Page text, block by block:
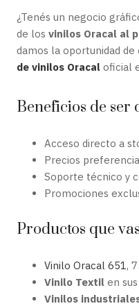
¿Tenés un negocio
de los vinilos Oracal al
damos la oportunidad
de vinilos Oracal oficial
Beneficios de
Acceso directo a
Precios
Soporte técnico y
Promociones
Productos que
Vinilo Oracal 651,
Vinilo Textil en
Vinilos